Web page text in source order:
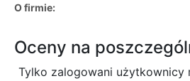
O firmie:
Oceny na
Tylko zalogowani użytkownicy